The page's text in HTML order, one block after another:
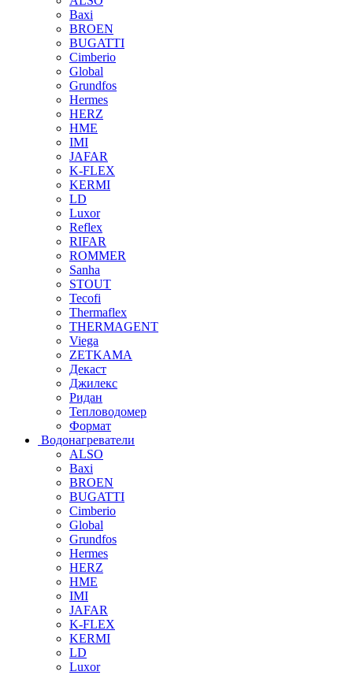
Baxi
BROEN
BUGATTI
Cimberio
Global
Grundfos
Hermes
HERZ
HME
IMI
JAFAR
K-FLEX
KERMI
LD
Luxor
Reflex
RIFAR
ROMMER
Sanha
STOUT
Tecofi
Thermaflex
THERMAGENT
Viega
ZETKAMA
Декаст
Джилекс
Ридан
Тепловодомер
Формат
Водонагреватели
ALSO
Baxi
BROEN
BUGATTI
Cimberio
Global
Grundfos
Hermes
HERZ
HME
IMI
JAFAR
K-FLEX
KERMI
LD
Luxor